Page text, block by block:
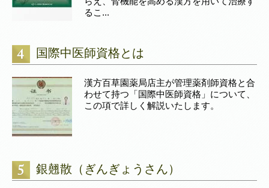
るこ...
国際中医師資格とは
漢方百草園薬局店主が管理薬剤師資格と合
わせて持つ「国際中医師資格」について、
この項で詳しく解説いたします。
銀翹散（ぎんぎょうさん）